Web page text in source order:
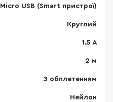
Micro USB (Smart пристрої)
Круглий
1.5 A
2 м
З обплетенням
Нейлон